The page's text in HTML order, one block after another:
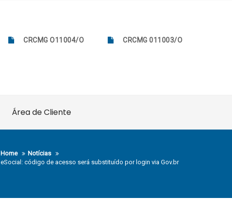
CRCMG O11004/O CRCMG 011003/O
Área de Cliente
Home
Notícias
eSocial: código de acesso será substituído por login via Gov.br